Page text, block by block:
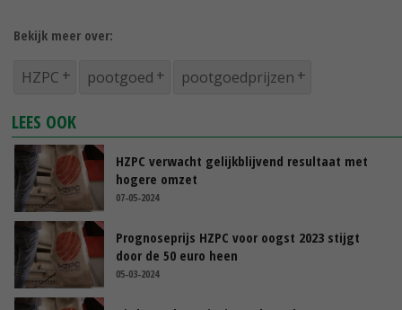
Bekijk meer over:
HZPC pootgoed pootgoedprijzen
LEES OOK
HZPC verwacht gelijkblijvend resultaat met
hogere omzet
07-05-2024
Prognoseprijs HZPC voor oogst 2023 stijgt
door de 50 euro heen
05-03-2024